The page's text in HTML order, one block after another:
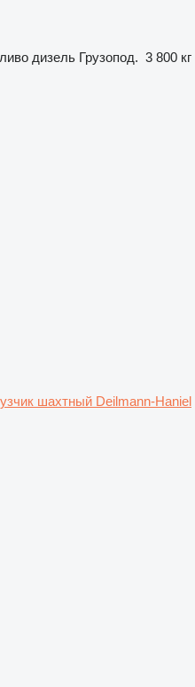
дизель Грузопод. 3 800 кг
шахтный Deilmann-Haniel